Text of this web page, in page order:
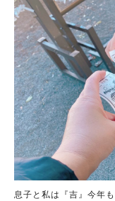
息子と私は『吉』今年